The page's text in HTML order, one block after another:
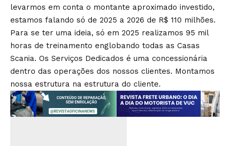
levarmos em conta o montante aproximado investido,
estamos falando só de 2025 a 2026 de R$ 110 milhões.
Para se ter uma ideia, só em 2025 realizamos 95 mil
horas de treinamento englobando todas as Casas
Scania. Os Serviços Dedicados é uma concessionária
dentro das operações dos nossos clientes. Montamos
nossa estrutura na estrutura do cliente.